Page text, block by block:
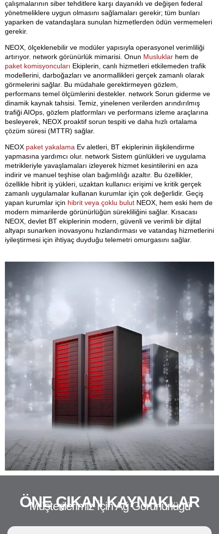
çalışmalarının siber tehditlere karşı dayanıklı ve değişen federal
yönetmeliklere uygun olmasını sağlamaları gerekir; tüm bunları
yaparken de vatandaşlara sunulan hizmetlerden ödün vermemeleri
gerekir.
NEOX, ölçeklenebilir ve modüler yapısıyla operasyonel verimliliği
artırıyor. network görünürlük mimarisi. Onun Musluklar hem de
paket komisyoncuları Ekiplerin, canlı hizmetleri etkilemeden trafik
modellerini, darboğazları ve anormallikleri gerçek zamanlı olarak
görmelerini sağlar. Bu müdahale gerektirmeyen gözlem,
performans temel ölçümlerini destekler. network Sorun giderme ve
dinamik kaynak tahsisi. Temiz, yinelenen verilerden arındırılmış
trafiği AIOps, gözlem platformları ve performans izleme araçlarına
besleyerek, NEOX proaktif sorun tespiti ve daha hızlı ortalama
çözüm süresi (MTTR) sağlar.
NEOX paket yakalama Ev aletleri, BT ekiplerinin ilişkilendirme
yapmasına yardımcı olur. network Sistem günlükleri ve uygulama
metrikleriyle yavaşlamaları izleyerek hizmet kesintilerini en aza
indirir ve manuel teşhise olan bağımlılığı azaltır. Bu özellikler,
özellikle hibrit iş yükleri, uzaktan kullanıcı erişimi ve kritik gerçek
zamanlı uygulamalar kullanan kurumlar için çok değerlidir. Geçiş
yapan kurumlar için hibrit veya çoklu bulut NEOX, hem eski hem de
modern mimarilerde görünürlüğün sürekliliğini sağlar. Kısacası
NEOX, devlet BT ekiplerinin modern, güvenli ve verimli bir dijital
altyapı sunarken inovasyonu hızlandırması ve vatandaş hizmetlerini
iyileştirmesi için ihtiyaç duyduğu telemetri omurgasını sağlar.
ÖNE ÇIKAN KAYNAKLAR
Müşterilerimiz İçin Ağ Görünürlüğü